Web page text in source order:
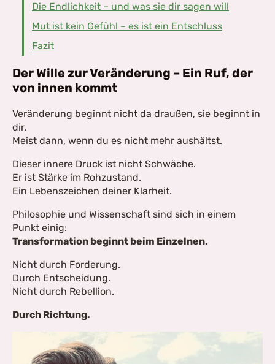
Die Endlichkeit – und was sie dir sagen will
Mut ist kein Gefühl – es ist ein Entschluss
Fazit
Der Wille zur Veränderung – Ein Ruf, der
von innen kommt
Veränderung beginnt nicht da draußen, sie beginnt in
dir.
Meist dann, wenn du es nicht mehr aushältst.
Dieser innere Druck ist nicht Schwäche.
Er ist Stärke im Rohzustand.
Ein Lebenszeichen deiner Klarheit.
Philosophie und Wissenschaft sind sich in einem
Punkt einig:
Transformation beginnt beim Einzelnen.
Nicht durch Forderung.
Durch Entscheidung.
Nicht durch Rebellion.
Durch Richtung.